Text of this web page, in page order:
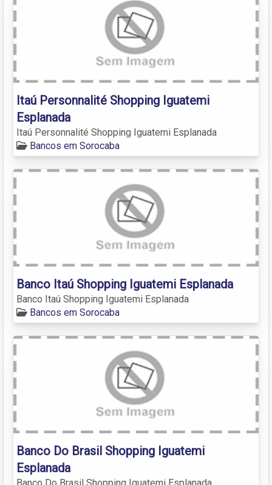
Itaú Personnalité Shopping Iguatemi
Esplanada
Itaú Personnalité Shopping Iguatemi Esplanada
Bancos em Sorocaba
Banco Itaú Shopping Iguatemi Esplanada
Banco Itaú Shopping Iguatemi Esplanada
Bancos em Sorocaba
Banco Do Brasil Shopping Iguatemi
Esplanada
Banco Do Brasil Shopping Iguatemi Esplanada